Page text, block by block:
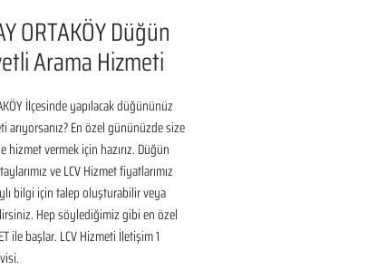
ORTAKÖY Düğün
Arama Hizmeti
İlçesinde yapılacak düğününüz
arıyorsanız? En özel gününüzde size
hizmet vermek için hazırız. Düğün
ve LCV Hizmet fiyatlarımız
bilgi için talep oluşturabilir veya
Hep söylediğimiz gibi en özel
ile başlar. LCV Hizmeti İletişim 1